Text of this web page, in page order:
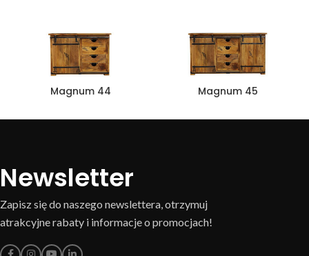
Magnum 44 Magnum 45
Newsletter
Zapisz się do naszego newslettera, otrzymuj
atrakcyjne rabaty i informacje o promocjach!